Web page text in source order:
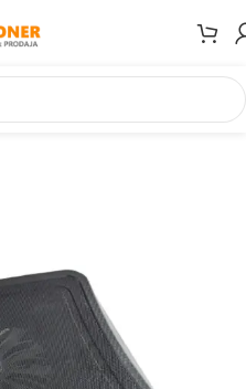
Dodaci za notebook